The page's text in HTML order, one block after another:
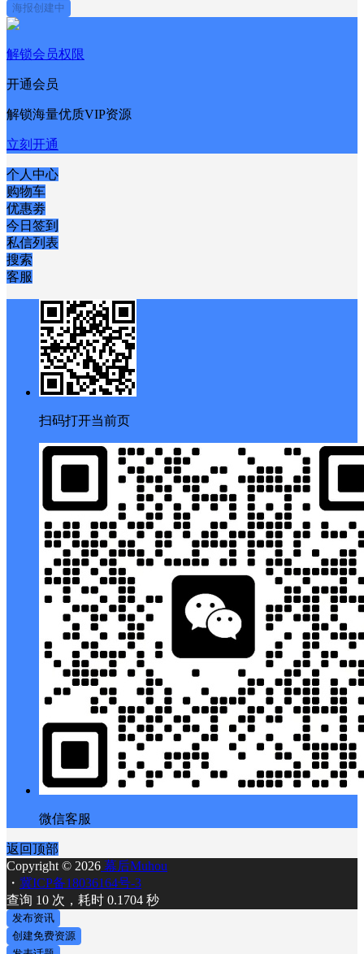
海报创建中
解锁会员权限
开通会员
解锁海量优质VIP资源
立刻开通
个人中心
购物车
优惠劵
今日签到
私信列表
搜索
客服
扫码打开当前页
微信客服
返回顶部
Copyright © 2026 幕后Muhou
・ 冀ICP备18036164号-3
查询 10 次，耗时 0.1704 秒
发布资讯
创建免费资源